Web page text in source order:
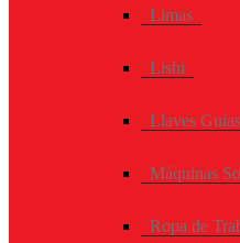
Limas
Lishi
Llaves Guias
Máquinas
Ropa de